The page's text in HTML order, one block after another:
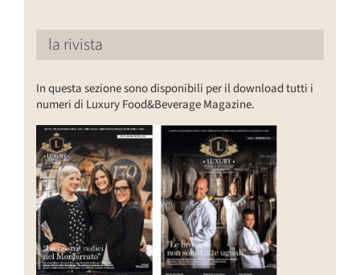
la rivista
In questa sezione sono disponibili per il download tutti i
numeri di Luxury Food&Beverage Magazine.